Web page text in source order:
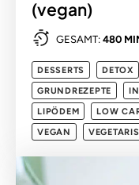
(vegan)
GESAMT: 480
DESSERTS DETOX
GRUNDREZEPTE
LIPÖDEM
LOW
VEGAN